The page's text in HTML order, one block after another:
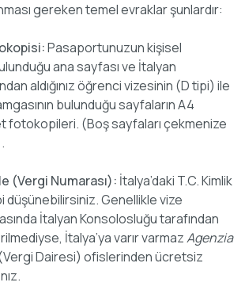
gereken temel evraklar şunlardır:
Pasaportunuzun kişisel
ana sayfası ve İtalyan
aldığınız öğrenci vizesinin (D tipi) ile
bulunduğu sayfaların A4
fotokopileri. (Boş sayfaları çekmenize
(Vergi Numarası): İtalya’daki T.C. Kimlik
düşünebilirsiniz. Genellikle vize
İtalyan Konsolosluğu tarafından
İtalya’ya varır varmazAgenzia
Dairesi) ofislerinden ücretsiz